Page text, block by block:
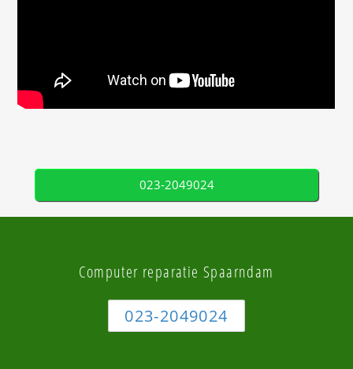
023-2049024
Computer reparatie Spaarndam
023-2049024